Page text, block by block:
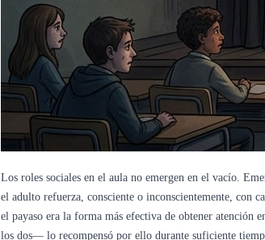
Los roles sociales en el aula no emergen en el vacío.
el adulto refuerza, consciente o inconscientemente, con
el payaso era la forma más efectiva de obtener
los dos— lo recompensó por ello durante suficiente